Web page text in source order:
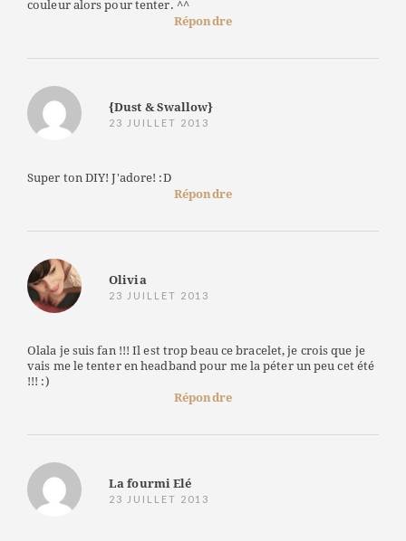
couleur alors pour tenter. ^^
Répondre
{Dust & Swallow}
23 JUILLET 2013
Super ton DIY! J'adore! :D
Répondre
Olivia
23 JUILLET 2013
Olala je suis fan !!! Il est trop beau ce bracelet, je crois que je
vais me le tenter en headband pour me la péter un peu cet été
!!! :)
Répondre
La fourmi Elé
23 JUILLET 2013